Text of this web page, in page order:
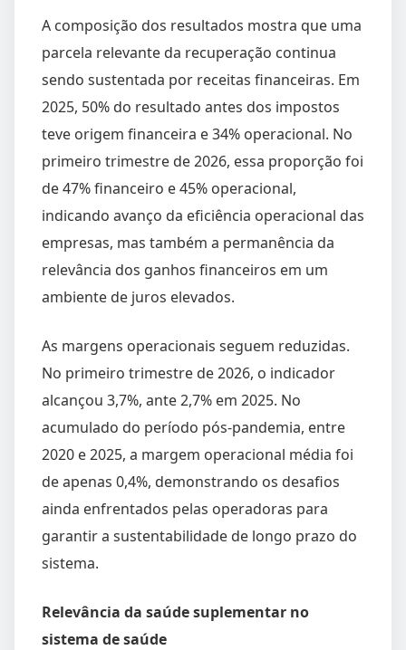
A composição dos resultados mostra que uma
parcela relevante da recuperação continua
sendo sustentada por receitas financeiras. Em
2025, 50% do resultado antes dos impostos
teve origem financeira e 34% operacional. No
primeiro trimestre de 2026, essa proporção foi
de 47% financeiro e 45% operacional,
indicando avanço da eficiência operacional das
empresas, mas também a permanência da
relevância dos ganhos financeiros em um
ambiente de juros elevados.
As margens operacionais seguem reduzidas.
No primeiro trimestre de 2026, o indicador
alcançou 3,7%, ante 2,7% em 2025. No
acumulado do período pós-pandemia, entre
2020 e 2025, a margem operacional média foi
de apenas 0,4%, demonstrando os desafios
ainda enfrentados pelas operadoras para
garantir a sustentabilidade de longo prazo do
sistema.
Relevância da saúde suplementar no
sistema de saúde